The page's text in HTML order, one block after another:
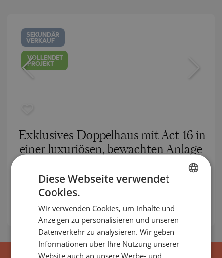
SEKUNDÄR
VERKAUF
VOLLENDET
PROJEKT
Exklusives Doppelhaus mit Act 16 in
einer luxuriösen, bewachten Anlage
BOYANA / SOFIA / SOFIA / BULGARIEN
Bereich: 200.87 m
Preis: 425 000€ /// ENGLISH
GERMAN
Diese Webseite verwendet
Cookies.
Wir verwenden Cookies, um Inhalte und
Anzeigen zu personalisieren und unseren
Datenverkehr zu analysieren. Wir geben
Informationen über Ihre Nutzung unserer
Website auch an unsere Werbe- und